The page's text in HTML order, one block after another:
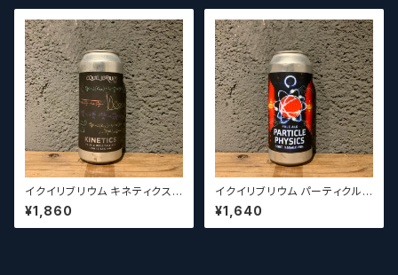
イクイリブリウム キネティクス /
Equilibrium Kinetics【クラフ
トビール】
¥1,860
イクイリブリウム パーティクル
フィジクス / Equilibrium Parti
cle Physics【クラフトビール】
¥1,640